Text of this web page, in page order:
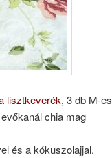
lisztkeverék, 3 db M-es
chia mag
és a kókuszolajjal.